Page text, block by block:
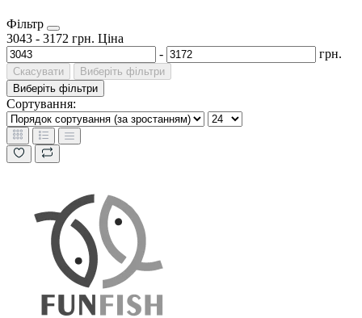
Фільтр
3043 - 3172 грн. Ціна
-
грн.
Скасувати
Виберіть фільтри
Виберіть фільтри
Сортування: